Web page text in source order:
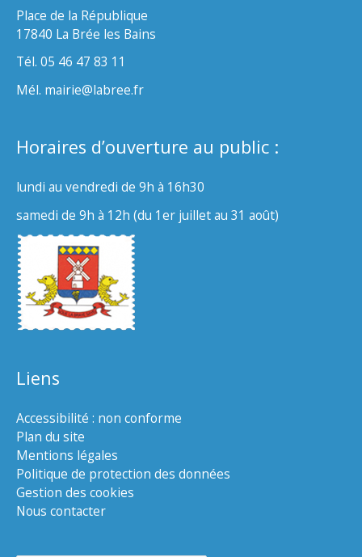
Place de la République
17840 La Brée les Bains
Tél. 05 46 47 83 11
Mél. mairie@labree.fr
Horaires d’ouverture au public :
lundi au vendredi de 9h à 16h30
samedi de 9h à 12h (du 1er juillet au 31 août)
Liens
Accessibilité : non conforme
Plan du site
Mentions légales
Politique de protection des données
Gestion des cookies
Nous contacter